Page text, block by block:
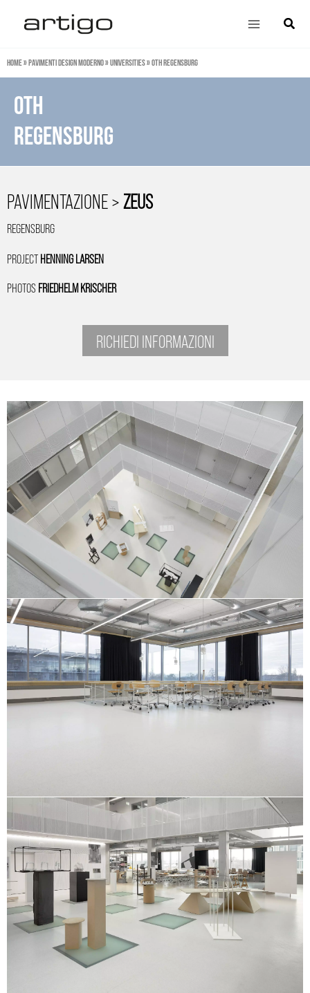
contenuto
Main
Cerca
Home»Pavimenti design moderno»Universities»OTH Regensburg
OTH
REGENSBURG
PAVIMENTAZIONE >ZEUS
REGENSBURG
PROJECTHENNING LARSEN
PHOTOS FRIEDHELM KRISCHER
RICHIEDI INFORMAZIONI